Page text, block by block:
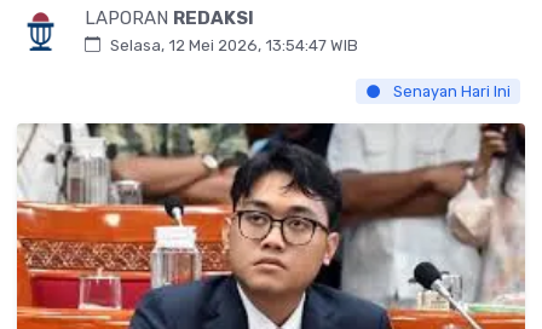
LAPORAN REDAKSI
Selasa, 12 Mei 2026, 13:54:47 WIB
Senayan Hari Ini